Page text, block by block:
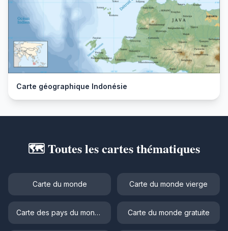
Carte géographique Indonésie
🗺️ Toutes les cartes thématiques
Carte du monde Carte du monde vierge
Carte des pays du monde Carte du monde gratuite